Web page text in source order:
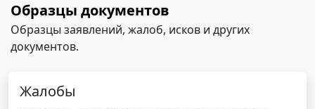
Образцы документов
Образцы заявлений, жалоб, исков и других
документов.
Жалобы